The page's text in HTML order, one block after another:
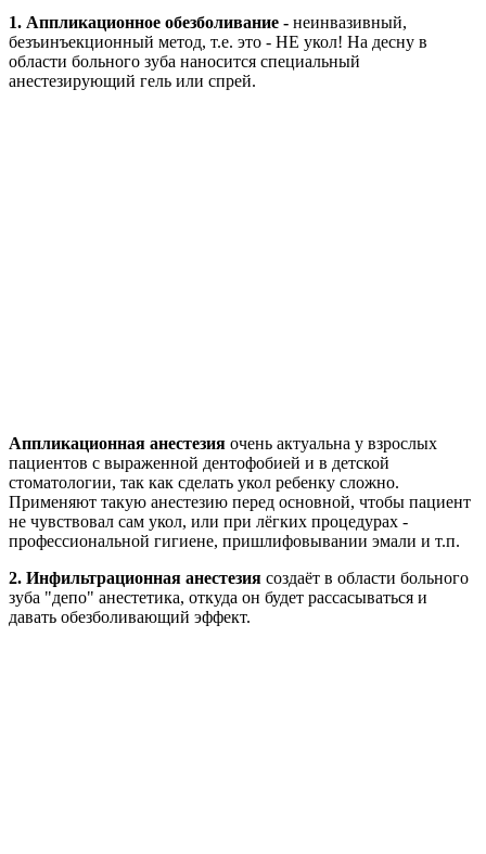
1. Аппликационное обезболивание - неинвазивный,
безъинъекционный метод, т.е. это - НЕ укол! На десну в
области больного зуба наносится специальный
анестезирующий гель или спрей.
Аппликационная анестезия очень актуальна у взрослых
пациентов с выраженной дентофобией и в детской
стоматологии, так как сделать укол ребенку сложно.
Применяют такую анестезию перед основной, чтобы пациент
не чувствовал сам укол, или при лёгких процедурах -
профессиональной гигиене, пришлифовывании эмали и т.п.
2. Инфильтрационная анестезия создаёт в области больного
зуба "депо" анестетика, откуда он будет рассасываться и
давать обезболивающий эффект.